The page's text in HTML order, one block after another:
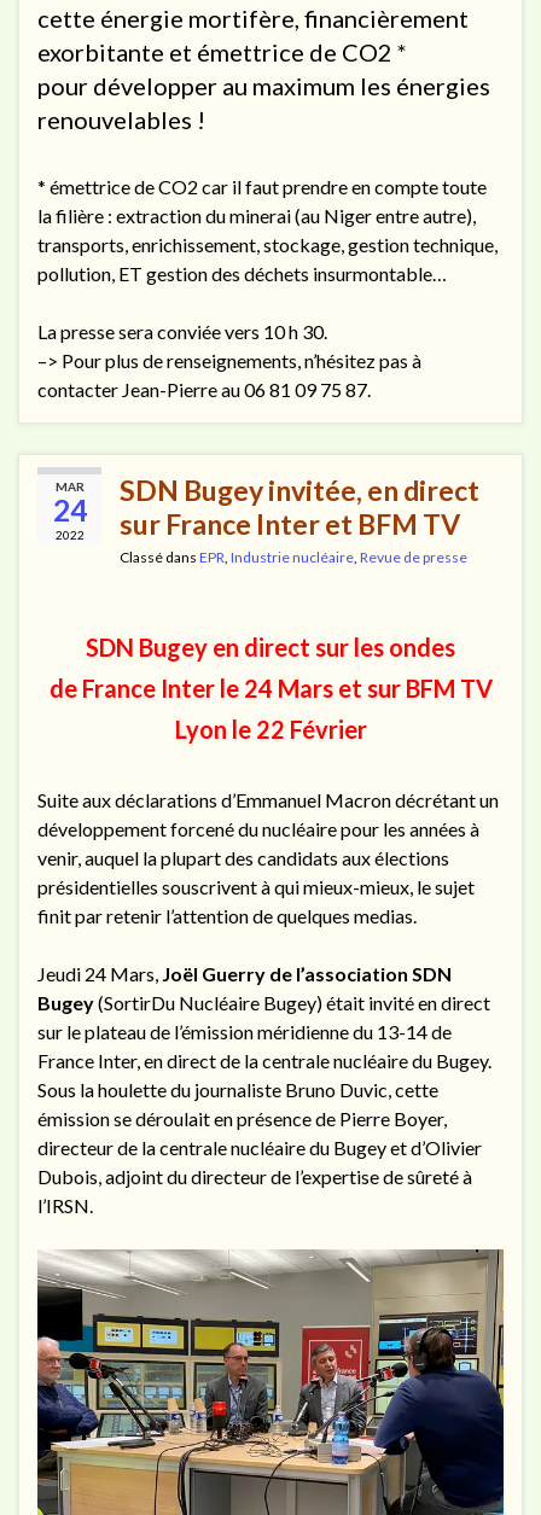
cette énergie mortifère, financièrement
exorbitante et émettrice de CO2 *
pour développer au maximum les énergies
renouvelables !
* émettrice de CO2 car il faut prendre en compte toute
la filière : extraction du minerai (au Niger entre autre),
transports, enrichissement, stockage, gestion technique,
pollution, ET gestion des déchets insurmontable…
La presse sera conviée vers 10 h 30.
–> Pour plus de renseignements, n’hésitez pas à
contacter Jean-Pierre au 06 81 09 75 87.
MAR
24
2022
SDN Bugey invitée, en direct
sur France Inter et BFM TV
Classé dans EPR Industrie nucléaire Revue de presse
SDN Bugey en direct sur les ondes
de France Inter le 24 Mars et sur BFM TV
Lyon le 22 Février
Suite aux déclarations d’Emmanuel Macron décrétant un
développement forcené du nucléaire pour les années à
venir, auquel la plupart des candidats aux élections
présidentielles souscrivent à qui mieux-mieux, le sujet
finit par retenir l’attention de quelques medias.
Jeudi 24 Mars, Joël Guerry de l’association SDN
Bugey(SortirDu Nucléaire Bugey) était invité en direct
sur le plateau de l’émission méridienne du 13-14 de
France Inter, en direct de la centrale nucléaire du Bugey.
Sous la houlette du journaliste Bruno Duvic, cette
émission se déroulait en présence de Pierre Boyer,
directeur de la centrale nucléaire du Bugey et d’Olivier
Dubois, adjoint du directeur de l’expertise de sûreté à
l’IRSN.